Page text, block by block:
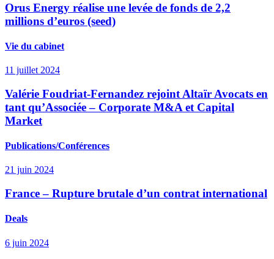
Orus Energy réalise une levée de fonds de 2,2
millions d’euros (seed)
Vie du cabinet
11 juillet 2024
Valérie Foudriat-Fernandez rejoint Altaïr Avocats en
tant qu’Associée – Corporate M&A et Capital
Market
Publications/Conférences
21 juin 2024
France – Rupture brutale d’un contrat international
Deals
6 juin 2024